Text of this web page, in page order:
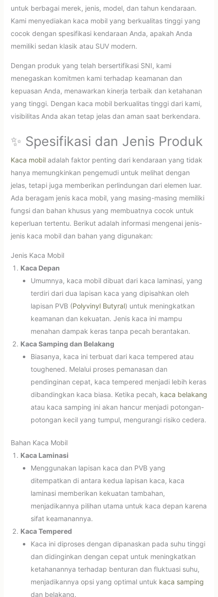
untuk berbagai merek, jenis, model, dan tahun kendaraan.
Kami menyediakan kaca mobil yang berkualitas tinggi yang
cocok dengan spesifikasi kendaraan Anda, apakah Anda
memiliki sedan klasik atau SUV modern.
Dengan produk yang telah bersertifikasi SNI, kami
menegaskan komitmen kami terhadap keamanan dan
kepuasan Anda, menawarkan kinerja terbaik dan ketahanan
yang tinggi. Dengan kaca mobil berkualitas tinggi dari kami,
visibilitas Anda akan tetap jelas dan aman saat berkendara.
✨ Spesifikasi dan Jenis Produk
Kaca mobiladalah faktor penting dari kendaraan yang tidak
hanya memungkinkan pengemudi untuk melihat dengan
jelas, tetapi juga memberikan perlindungan dari elemen luar.
Ada beragam jenis kaca mobil, yang masing-masing memiliki
fungsi dan bahan khusus yang membuatnya cocok untuk
keperluan tertentu. Berikut adalah informasi mengenai jenis-
jenis kaca mobil dan bahan yang digunakan:
Jenis Kaca Mobil
Kaca Depan
Umumnya, kaca mobil dibuat dari kaca laminasi, yang
terdiri dari dua lapisan kaca yang dipisahkan oleh
lapisan PVB (Polyvinyl Butyral) untuk meningkatkan
keamanan dan kekuatan. Jenis kaca ini mampu
menahan dampak keras tanpa pecah berantakan.
Kaca Samping dan Belakang
Biasanya, kaca ini terbuat dari kaca tempered atau
toughened. Melalui proses pemanasan dan
pendinginan cepat, kaca tempered menjadi lebih keras
dibandingkan kaca biasa. Ketika pecah, kaca belakang
atau kaca samping ini akan hancur menjadi potongan-
potongan kecil yang tumpul, mengurangi risiko cedera.
Bahan Kaca Mobil
Kaca Laminasi
Menggunakan lapisan kaca dan PVB yang
ditempatkan di antara kedua lapisan kaca, kaca
laminasi memberikan kekuatan tambahan,
menjadikannya pilihan utama untuk kaca depan karena
sifat keamanannya.
Kaca Tempered
Kaca ini diproses dengan dipanaskan pada suhu tinggi
dan didinginkan dengan cepat untuk meningkatkan
ketahanannya terhadap benturan dan fluktuasi suhu,
menjadikannya opsi yang optimal untuk kaca samping
dan belakang.